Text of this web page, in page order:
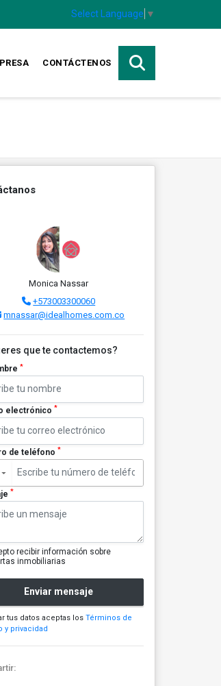
Select Language ▼
CONTÁCTENOS
Monica Nassar
+573003300060
mnassar@idealhomes.com.co
que te contactemos?
*
electrónico *
de teléfono *
▼
*
recibir información sobre
inmobiliarias
Enviar mensaje
tus datos aceptas los Términos de
y privacidad